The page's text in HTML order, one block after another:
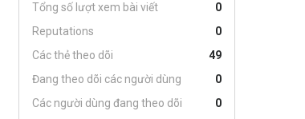
Tổng số lượt xem bài viết
0
Reputations
0
Các thẻ theo dõi
49
Đang theo dõi các người dùng
0
Các người dùng đang theo dõi
0